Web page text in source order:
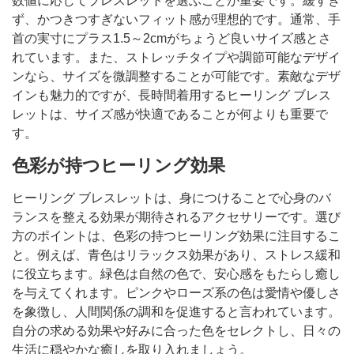
ず、かつきつすぎないフィット感が理想的です。通常、手
首の実寸にプラス1.5～2cmがちょうど良いサイズ感とさ
れています。また、ストレッチタイプや調節可能なデザイ
ンなら、サイズを微調整することが可能です。素敵なデザ
インも魅力的ですが、長時間着用するヒーリング ブレス
レットは、サイズ感が快適であることが何よりも重要で
す。
色彩が持つヒーリング効果
ヒーリング ブレスレットは、身につけることで心身のバ
ランスを整える効果が期待されるアクセサリーです。選び
方のポイントは、色彩の持つヒーリング効果に注目するこ
と。例えば、青色はリラックス効果があり、ストレス緩和
に役立ちます。緑色は自然の色で、安心感をもたらし癒し
を与えてくれます。ピンクやローズ系の色は愛情や優しさ
を象徴し、人間関係の調和を促進すると言われています。
自分の求める効果や好みに合った色をセレクトし、日々の
生活に穏やかな癒しを取り入れましょう。